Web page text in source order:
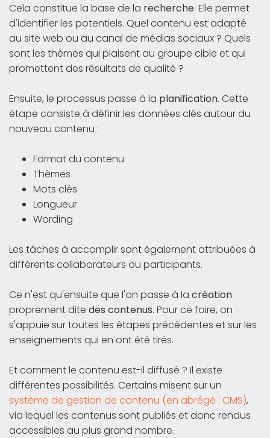
Cela constitue la base de la recherche. Elle permet
d'identifier les potentiels. Quel contenu est adapté
au site web ou au canal de médias sociaux ? Quels
sont les thèmes qui plaisent au groupe cible et qui
promettent des résultats de qualité ?
Ensuite, le processus passe à la planification. Cette
étape consiste à définir les données clés autour du
nouveau contenu :
Format du contenu
Thèmes
Mots clés
Longueur
Wording
Les tâches à accomplir sont également attribuées à
différents collaborateurs ou participants.
Ce n'est qu'ensuite que l'on passe à la création
proprement dite des contenus. Pour ce faire, on
s'appuie sur toutes les étapes précédentes et sur les
enseignements qui en ont été tirés.
Et comment le contenu est-il diffusé ? Il existe
différentes possibilités. Certains misent sur un
système de gestion de contenu (en abrégé : CMS),
via lequel les contenus sont publiés et donc rendus
accessibles au plus grand nombre.